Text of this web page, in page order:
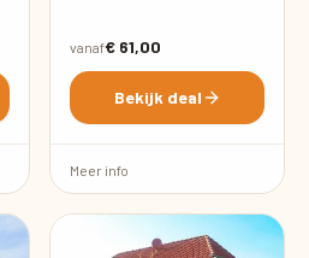
vanaf€ 61,00
Bekijk deal
Meer info